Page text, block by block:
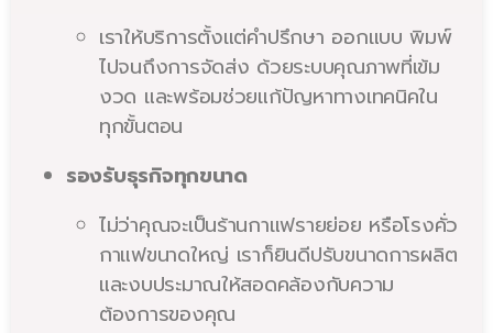
เราให้บริการตั้งแต่คำปรึกษา ออกแบบ พิมพ์
ไปจนถึงการจัดส่ง ด้วยระบบคุณภาพที่เข้ม
งวด และพร้อมช่วยแก้ปัญหาทางเทคนิคใน
ทุกขั้นตอน
รองรับธุรกิจทุกขนาด
ไม่ว่าคุณจะเป็นร้านกาแฟรายย่อย หรือโรงคั่ว
กาแฟขนาดใหญ่ เราก็ยินดีปรับขนาดการผลิต
และงบประมาณให้สอดคล้องกับความ
ต้องการของคุณ